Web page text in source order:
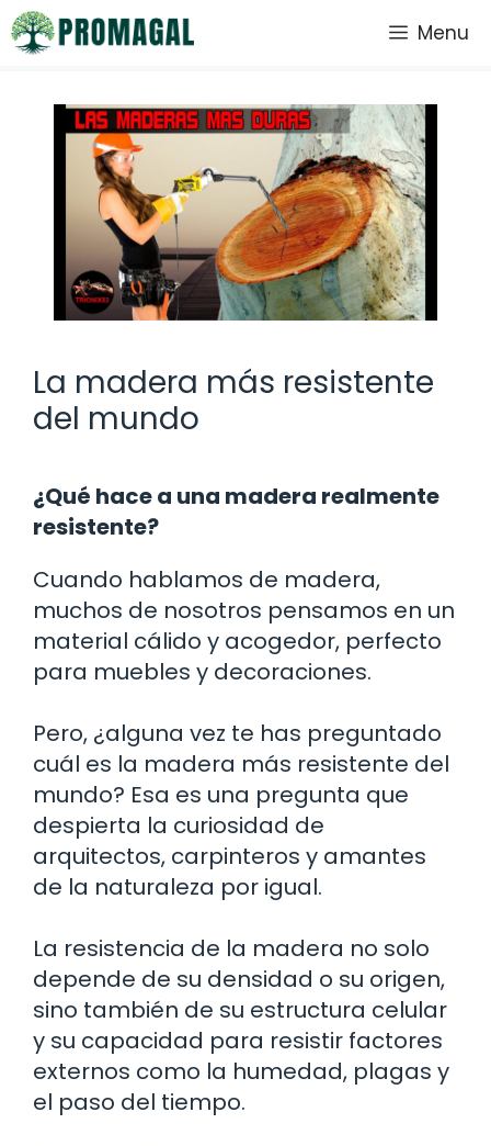
Saltar
al
Menu
La madera más resistente
del mundo
¿Qué hace a una madera realmente
resistente?
Cuando hablamos de madera,
muchos de nosotros pensamos en un
material cálido y acogedor, perfecto
para muebles y decoraciones.
Pero, ¿alguna vez te has preguntado
cuál es la madera más resistente del
mundo? Esa es una pregunta que
despierta la curiosidad de
arquitectos, carpinteros y amantes
de la naturaleza por igual.
La resistencia de la madera no solo
depende de su densidad o su origen,
sino también de su estructura celular
y su capacidad para resistir factores
externos como la humedad, plagas y
el paso del tiempo.